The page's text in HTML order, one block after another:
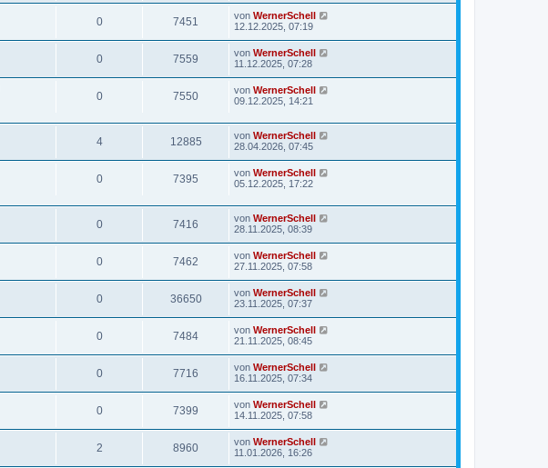
0 7451 von WernerSchell
12.12.2025, 07:19
0 7559 von WernerSchell
11.12.2025, 07:28
0 7550 von WernerSchell
09.12.2025, 14:21
4 12885 von WernerSchell
28.04.2026, 07:45
0 7395 von WernerSchell
05.12.2025, 17:22
0 7416 von WernerSchell
28.11.2025, 08:39
0 7462 von WernerSchell
27.11.2025, 07:58
0 36650 von WernerSchell
23.11.2025, 07:37
0 7484 von WernerSchell
21.11.2025, 08:45
0 7716 von WernerSchell
16.11.2025, 07:34
0 7399 von WernerSchell
14.11.2025, 07:58
2 8960 von WernerSchell
11.01.2026, 16:26